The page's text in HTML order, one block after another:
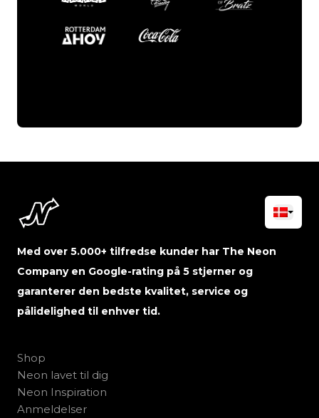
Med over 5.000+ tilfredse kunder har The Neon
Company en Google-rating på 5 stjerner og
garanterer den bedste kvalitet, service og
pålidelighed til enhver tid.
Shop
Neon lavet til dig
Neon Inspiration
Anmeldelser